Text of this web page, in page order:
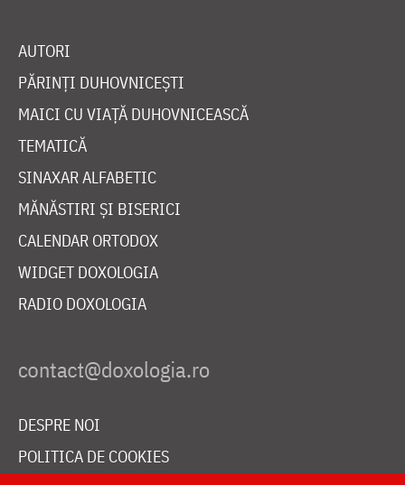
AUTORI
PĂRINȚI DUHOVNICEȘTI
MAICI CU VIAȚĂ DUHOVNICEASCĂ
TEMATICĂ
SINAXAR ALFABETIC
MĂNĂSTIRI ȘI BISERICI
CALENDAR ORTODOX
WIDGET DOXOLOGIA
RADIO DOXOLOGIA
DESPRE NOI
POLITICA DE COOKIES